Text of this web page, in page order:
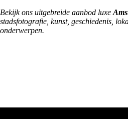
Bekijk ons uitgebreide aanbod luxe
stadsfotografie, kunst, geschiedenis,
onderwerpen.